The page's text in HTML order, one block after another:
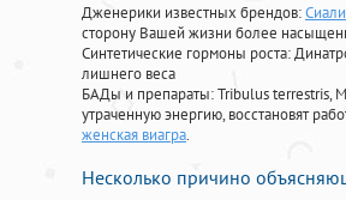
Дженерики известных брендов:
сторону Вашей жизни более
Синтетические гормоны роста:
лишнего веса
БАДы и препараты:Tribulus terrestris,
утраченную энергию, восстановят
женская виагра.
Несколько причино